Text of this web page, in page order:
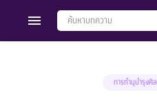
การทำนุบำรุง